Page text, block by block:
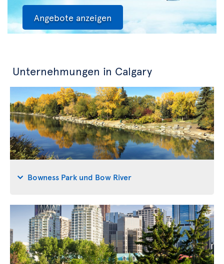
Angebote anzeigen
Unternehmungen in Calgary
Bowness Park und Bow River